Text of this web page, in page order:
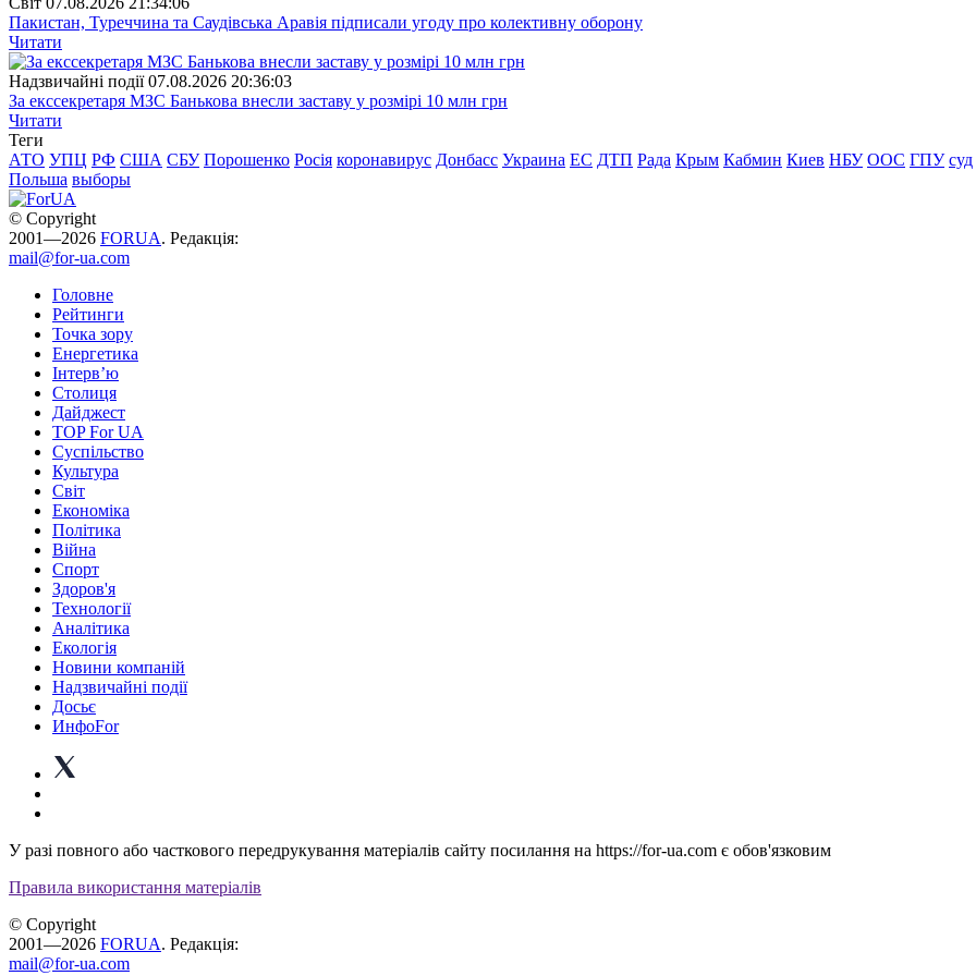
Пакистан, Туреччина та Саудівська Аравія підписали угоду про колективну оборону
Читати
Надзвичайні події 07.08.2026 20:36:03
За екссекретаря МЗС Банькова внесли заставу у розмірі 10 млн грн
Читати
Теги
АТО УПЦ РФ США СБУ Порошенко Росія коронавирус Донбасс Украина ЕС ДТП Рада Крым Кабмин Киев НБУ ООС ГПУ суд
Польша выборы
© Copyright
2001—2026 FORUA. Редакція:
mail@for-ua.com
Головне
Рейтинги
Точка зору
Енергетика
Інтерв’ю
Столиця
Дайджест
TOP For UA
Суспiльство
Культура
Світ
Економіка
Політика
Війна
Спорт
Здоров'я
Технології
Аналітика
Екологія
Новини компаній
Надзвичайні події
Досьє
ИнфоFor
У разі повного або часткового передрукування матеріалів сайту посилання на https://for-ua.com є обов'язковим
Правила використання матеріалів
© Copyright
2001—2026 FORUA. Редакція:
mail@for-ua.com